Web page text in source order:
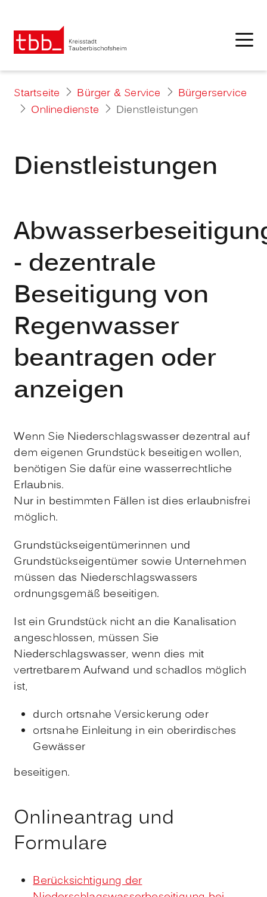
Startseite Bürger & Service
Bürgerservice
Onlinedienste
Dienstleistungen
Dienstleistungen
- dezentrale
Beseitigung von
Regenwasser
beantragen oder
anzeigen
Wenn Sie Niederschlagswasser dezentral auf
dem eigenen Grundstück beseitigen wollen,
benötigen Sie dafür eine wasserrechtliche
Erlaubnis.
Nur in bestimmten Fällen ist dies erlaubnisfrei
möglich.
Grundstückseigentümerinnen und
Grundstückseigentümer sowie Unternehmen
müssen das Niederschlagswassers
ordnungsgemäß beseitigen.
Ist ein Grundstück nicht an die Kanalisation
angeschlossen, müssen Sie
Niederschlagswasser, wenn dies mit
vertretbarem Aufwand und schadlos möglich
ist,
durch ortsnahe Versickerung oder
ortsnahe Einleitung in ein oberirdisches
Gewässer
beseitigen.
Onlineantrag und
Formulare
Berücksichtigung der